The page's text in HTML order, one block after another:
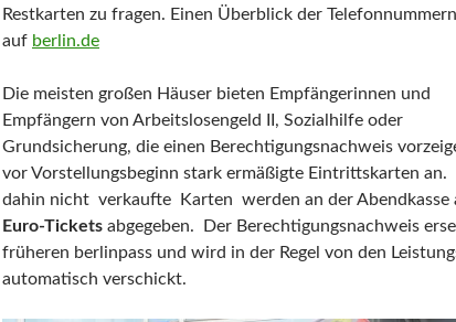
Restkarten zu fragen. Einen Überblick der
auf berlin.de
Die meisten großen Häuser bieten Empfängerinnen und
Empfängern von Arbeitslosengeld II, Sozialhilfe oder
Grundsicherung, die einen Berechtigungsnachweis
vor Vorstellungsbeginn stark ermäßigte Eintrittskarten an.
dahin nicht verkaufte Karten werden an der Abendkasse
Euro-Tickets abgegeben. Der Berechtigungsnachweis
früheren berlinpass und wird in der Regel von den
automatisch verschickt.